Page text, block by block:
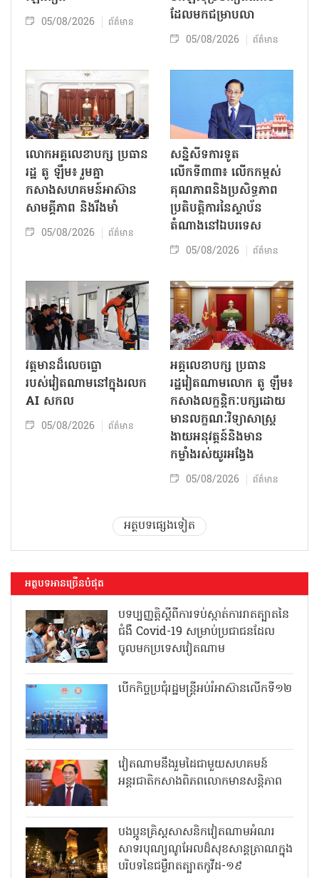
05/08/2026 ព័ត៌មាន
ដែលមកជម្រាបលា
05/08/2026 ព័ត៌មាន
លោក​អគ្គលេខាបក្ស ប្រធាន
រដ្ឋ តូ ឡឹម៖ រួមគ្នា
កសាងសហគមន៍អាស៊ាន
សាមគ្គីភាព និងរឹងមាំ
05/08/2026 ព័ត៌មាន
សន្និសីទការទូត
លើកទី៣៣៖ លើក​កម្ពស់
គុណភាពនិងប្រសិទ្ធភាព
ប្រតិបត្តិការ​នៃស្ថាប័ន​​
តំណាងនៅឯ​បរទេស​
05/08/2026 ព័ត៌មាន
វត្តមានដ៏លេចធ្លោ
របស់វៀតណាមនៅក្នុងរលក
AI សកល
05/08/2026 ព័ត៌មាន
អគ្គលេខាបក្ស ប្រធាន
រដ្ឋវៀតណាមលោក តូ ឡឹម៖
កសាងលក្ខន្តិកៈបក្សដោយ
មានលក្ខណៈវិទ្យាសាស្ត្រ
ងាយអនុវត្តន៍និងមាន
កម្លាំងរស់យូរអង្វែង
05/08/2026 ព័ត៌មាន
អត្ថបទផ្សេងទៀត
អត្ថបទអានច្រើនបំផុត
បទប្បញ្ញត្តិស្តីពីការទប់ស្កាត់ការរាតត្បាតនៃ
ជំងឺ Covid-19 សម្រាប់ប្រជាជនដែល
ចូលមកប្រទេសវៀតណាម
បើកកិច្ចប្រជុំរដ្ឋមន្ត្រីអប់រំអាស៊ានលើកទី១២
វៀតណាមនឹងរួមដៃជាមួយសហគមន៍
អន្តរជាតិកសាងពិភពលោកមានសន្តិភាព
បងប្អូនគ្រិស្តសាសនិកវៀតណាមអំណរ
សាទរបុណ្យណូអែលដ៏សុខសាន្តត្រាណក្នុង
បរិបទនៃជម្ងឺរាតត្បាតកូវីដ-១៩